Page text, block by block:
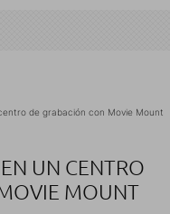
de grabación con Movie Mount
UN CENTRO
MOUNT